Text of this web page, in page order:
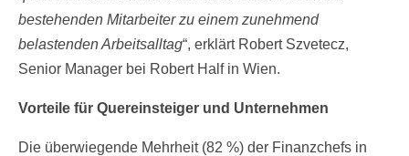
bestehenden Mitarbeiter zu einem zunehmend
belastenden Arbeitsalltag“, erklärt Robert Szvetecz,
Senior Manager bei Robert Half in Wien.
Vorteile für Quereinsteiger und Unternehmen
Die überwiegende Mehrheit (82 %) der Finanzchefs in